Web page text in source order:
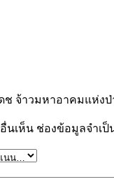
ช จ้าวมหาอาคมแห่ง
นเห็น ช่องข้อมูลจำเป็